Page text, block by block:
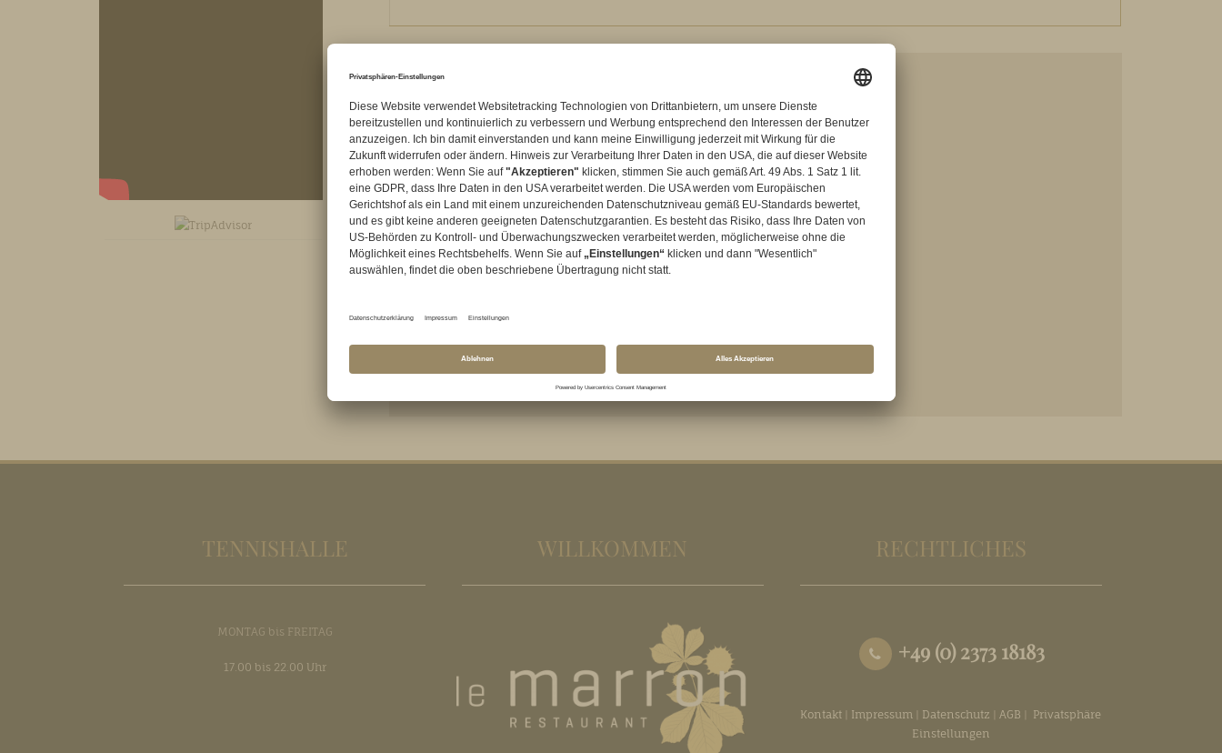
TENNISHALLE
MONTAG bis FREITAG
17.00 bis 22.00 Uhr
WILLKOMMEN RECHTLICHES
+49 (0) 2373 18183
Kontakt Impressum Datenschutz AGB
Privatsphäre
Einstellungen